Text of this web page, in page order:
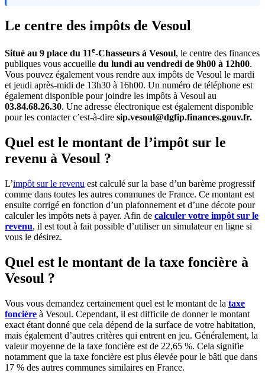
Le centre des impôts de Vesoul
Situé au 9 place du 11e-Chasseurs à Vesoul, le centre des finances
publiques vous accueille du lundi au vendredi de 9h00 à 12h00.
Vous pouvez également vous rendre aux impôts de Vesoul le mardi
et jeudi après-midi de 13h30 à 16h00. Un numéro de téléphone est
également disponible pour joindre les impôts à Vesoul au
03.84.68.26.30. Une adresse électronique est également disponible
pour les contacter c’est-à-dire sip.vesoul@dgfip.finances.gouv.fr.
Quel est le montant de l’impôt sur le
revenu à Vesoul ?
L’impôt sur le revenu est calculé sur la base d’un barème progressif
comme dans toutes les autres communes de France. Ce montant est
ensuite corrigé en fonction d’un plafonnement et d’une décote pour
calculer les impôts nets à payer. Afin de calculer votre impôt sur le
revenu, il est tout à fait possible d’utiliser un simulateur en ligne si
vous le désirez.
Quel est le montant de la taxe foncière à
Vesoul ?
Vous vous demandez certainement quel est le montant de la taxe
foncière à Vesoul. Cependant, il est difficile de donner le montant
exact étant donné que cela dépend de la surface de votre habitation,
mais également d’autres critères qui entrent en jeu. Généralement, la
valeur moyenne de la taxe foncière est de 22,65 %. Cela signifie
notamment que la taxe foncière est plus élevée pour le bâti que dans
17 % des autres communes similaires en France.